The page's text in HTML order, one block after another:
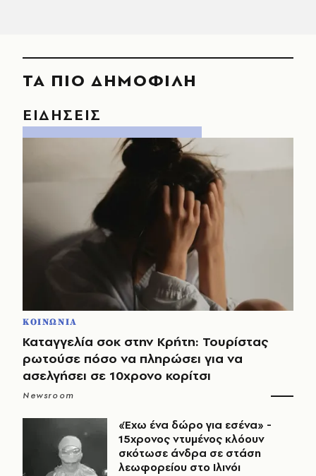
ΤΑ ΠΙΟ ΔΗΜΟΦΙΛΗ
ΕΙΔΗΣΕΙΣ
ΚΟΙΝΩΝΙΑ
Καταγγελία σοκ στην Κρήτη: Τουρίστας
ρωτούσε πόσο να πληρώσει για να
ασελγήσει σε 10χρονο κορίτσι
Newsroom
«Έχω ένα δώρο για εσένα» -
15χρονος ντυμένος κλόουν
σκότωσε άνδρα σε στάση
λεωφορείου στο Ιλινόι